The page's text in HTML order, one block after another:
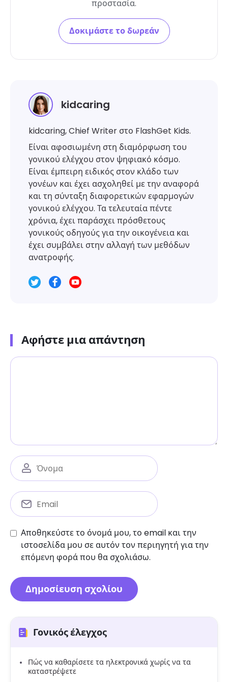
προστασία.
Δοκιμάστε το δωρεάν
kidcaring
kidcaring, Chief Writer στο FlashGet Kids.
Είναι αφοσιωμένη στη διαμόρφωση του
γονικού ελέγχου στον ψηφιακό κόσμο.
Είναι έμπειρη ειδικός στον κλάδο των
γονέων και έχει ασχοληθεί με την αναφορά
και τη σύνταξη διαφορετικών εφαρμογών
γονικού ελέγχου. Τα τελευταία πέντε
χρόνια, έχει παράσχει πρόσθετους
γονικούς οδηγούς για την οικογένεια και
έχει συμβάλει στην αλλαγή των μεθόδων
ανατροφής.
Αφήστε μια απάντηση
Αποθηκεύστε το όνομά μου, το email και την
ιστοσελίδα μου σε αυτόν τον περιηγητή για την
επόμενη φορά που θα σχολιάσω.
Γονικός έλεγχος
Πώς να καθαρίσετε τα ηλεκτρονικά χωρίς να τα
καταστρέψετε